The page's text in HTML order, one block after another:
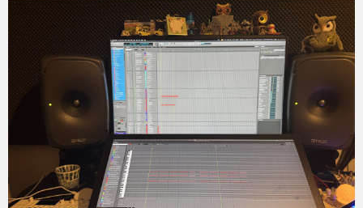
Micchan 2025年9月17日